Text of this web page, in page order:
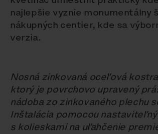
najlepšie vyznie
nákupných centier, kde sa
verzia.
Nosná zinkovaná oceľová
ktorý je povrchovo upravený
nádoba zo zinkovaného plechu
Inštalácia pomocou
s kolieskami na uľahčenie